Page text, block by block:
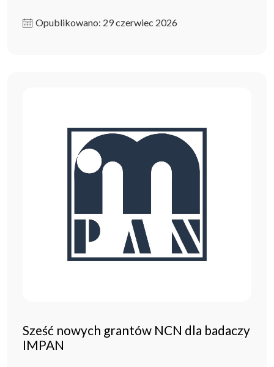
Opublikowano: 29 czerwiec 2026
Sześć nowych grantów NCN dla badaczy
IMPAN